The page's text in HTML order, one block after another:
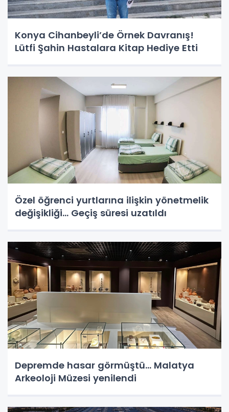
Konya Cihanbeyli’de Örnek Davranış!
Lütfi Şahin Hastalara Kitap Hediye Etti
Özel öğrenci yurtlarına ilişkin yönetmelik
değişikliği... Geçiş süresi uzatıldı
Depremde hasar görmüştü... Malatya
Arkeoloji Müzesi yenilendi